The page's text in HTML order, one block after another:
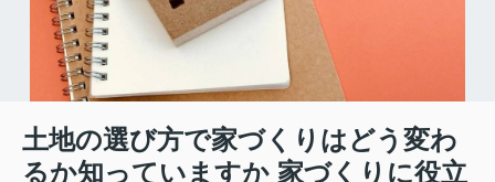
土地の選び方で家づくりはどう変わ
るか知っていますか 家づくりに役立